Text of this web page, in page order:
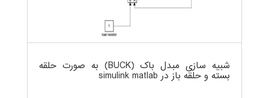
شبیه سازی مبدل باک (BUCK) به صورت حلقه
بسته و حلقه باز در simulink matlab